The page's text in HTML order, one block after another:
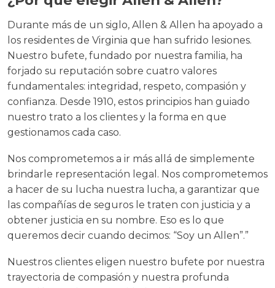
Durante más de un siglo, Allen & Allen ha apoyado a
los residentes de Virginia que han sufrido lesiones.
Nuestro bufete, fundado por nuestra familia, ha
forjado su reputación sobre cuatro valores
fundamentales: integridad, respeto, compasión y
confianza. Desde 1910, estos principios han guiado
nuestro trato a los clientes y la forma en que
gestionamos cada caso.
Nos comprometemos a ir más allá de simplemente
brindarle representación legal. Nos comprometemos
a hacer de su lucha nuestra lucha, a garantizar que
las compañías de seguros le traten con justicia y a
obtener justicia en su nombre. Eso es lo que
queremos decir cuando decimos: “Soy un Allen”.”
Nuestros clientes eligen nuestro bufete por nuestra
trayectoria de compasión y nuestra profunda